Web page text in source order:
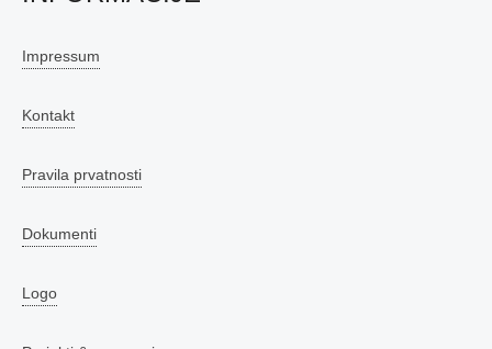
Impressum
Kontakt
Pravila prvatnosti
Dokumenti
Logo